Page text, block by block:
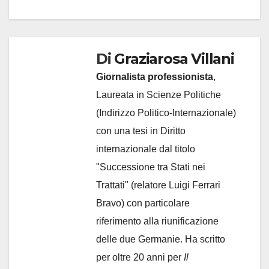
Di Graziarosa Villani
Giornalista professionista,
Laureata in Scienze Politiche
(Indirizzo Politico-Internazionale)
con una tesi in Diritto
internazionale dal titolo
"Successione tra Stati nei
Trattati" (relatore Luigi Ferrari
Bravo) con particolare
riferimento alla riunificazione
delle due Germanie. Ha scritto
per oltre 20 anni per Il